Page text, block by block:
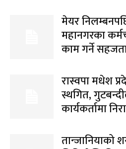
मेयर
महानगरका
काम गर्ने
रास्वपा मधेश
स्थगित,
कार्यकर्तामा
तान्जानियाको